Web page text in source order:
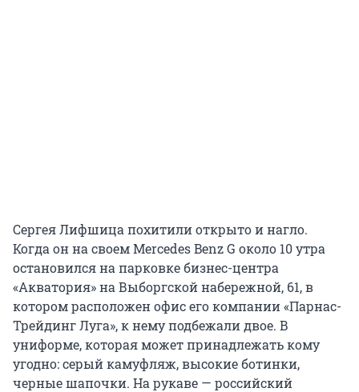
Сергея Лифшица похитили открыто и нагло.
Когда он на своем Mercedes Benz G около 10 утра
остановился на парковке бизнес-центра
«Акватория» на Выборгской набережной, 61, в
котором расположен офис его компании «Парнас-
Трейдинг Луга», к нему подбежали двое. В
униформе, которая может принадлежать кому
угодно: серый камуфляж, высокие ботинки,
черные шапочки. На рукаве — российский